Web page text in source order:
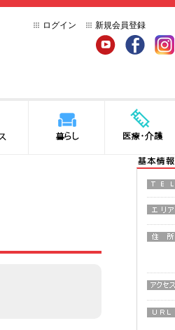
ログイン 新規会員登録
医療・介護
電話番
号
ス